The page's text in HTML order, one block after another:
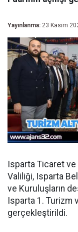
Yayınlanma: 23 Kasım
Isparta Ticaret
Valiliği, Isparta
ve Kuruluşların
Isparta 1. Turizm
gerçekleştirildi.